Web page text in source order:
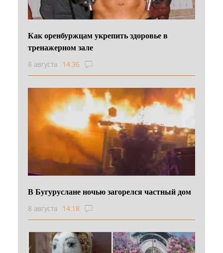
Как оренбуржцам укрепить здоровье в
тренажерном зале
8 августа 14:36
В Бугуруслане ночью загорелся частный дом
8 августа 14:18